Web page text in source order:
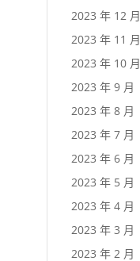
2023 年 12 月
2023 年 11 月
2023 年 10 月
2023 年 9 月
2023 年 8 月
2023 年 7 月
2023 年 6 月
2023 年 5 月
2023 年 4 月
2023 年 3 月
2023 年 2 月